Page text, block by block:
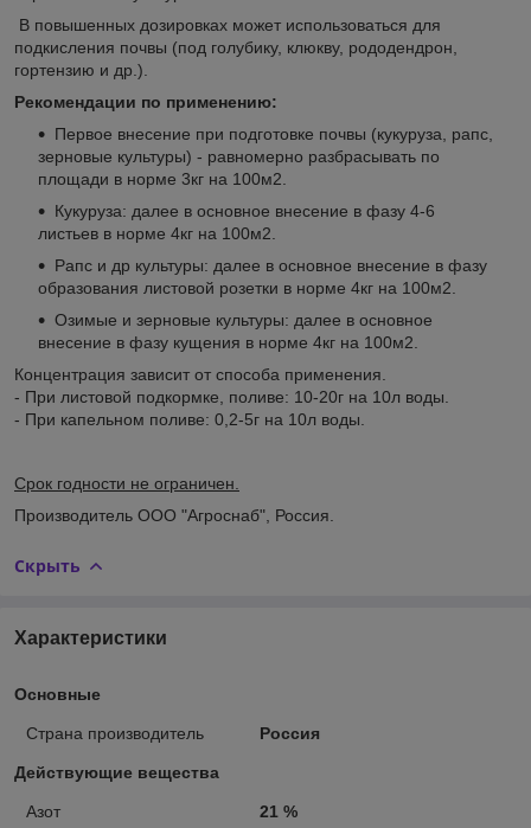
В повышенных дозировках может использоваться для
подкисления почвы (под голубику, клюкву, рододендрон,
гортензию и др.).
Рекомендации по применению:
Первое внесение при подготовке почвы (кукуруза, рапс,
зерновые культуры) - равномерно разбрасывать по
площади в норме 3кг на 100м2.
Кукуруза: далее в основное внесение в фазу 4-6
листьев в норме 4кг на 100м2.
Рапс и др культуры: далее в основное внесение в фазу
образования листовой розетки в норме 4кг на 100м2.
Озимые и зерновые культуры: далее в основное
внесение в фазу кущения в норме 4кг на 100м2.
Концентрация зависит от способа применения.
- При листовой подкормке, поливе: 10-20г на 10л воды.
- При капельном поливе: 0,2-5г на 10л воды.
Срок годности не ограничен.
Производитель ООО "Агроснаб", Россия.
Скрыть
Характеристики
Основные
Страна производитель Россия
Действующие вещества
Азот 21 %